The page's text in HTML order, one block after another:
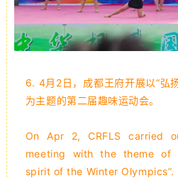
6. 4月2日，成都王府开展以“弘
为主题的第二届趣味运动会。
On Apr 2, CRFLS carried
meeting with the theme of
spirit of the Winter Olympics”.